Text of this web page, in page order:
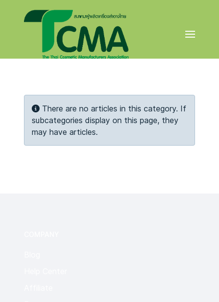
Info
There are no articles in this category. If
subcategories display on this page, they
may have articles.